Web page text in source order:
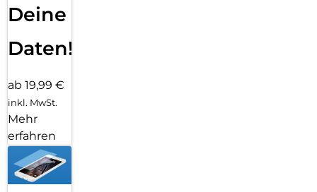
Deine
Daten!
ab 19,99 €
inkl. MwSt.
Mehr
erfahren